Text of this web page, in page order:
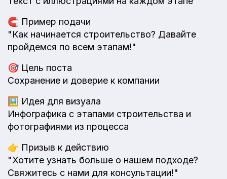
🧲 Пример подачи
"Как начинается строительство? Давайте
пройдемся по всем этапам!"
🎯 Цель поста
Сохранение и доверие к компании
🖼️ Идея для визуала
Инфографика с этапами строительства и
фотографиями из процесса
👉 Призыв к действию
"Хотите узнать больше о нашем подходе?
Свяжитесь с нами для консультации!"